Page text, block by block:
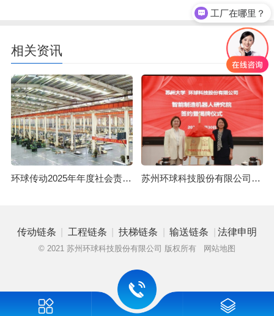
相关资讯 更多
环球传动2025年年度社会责任报告 苏州环球科技股份有限公司与苏州大学共建智能制造机器人研究院
传动链条 | 工程链条 | 扶梯链条 | 输送链条 | 法律申明
© 2021 苏州环球科技股份有限公司 版权所有 网站地图
工厂在哪里？